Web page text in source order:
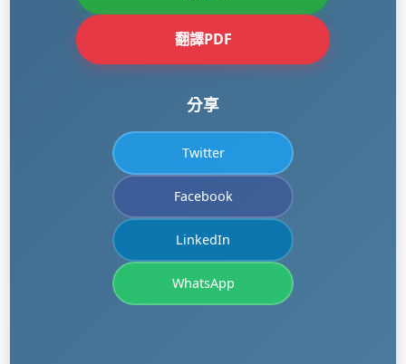
翻譯PDF
分享
Twitter
Facebook
LinkedIn
WhatsApp